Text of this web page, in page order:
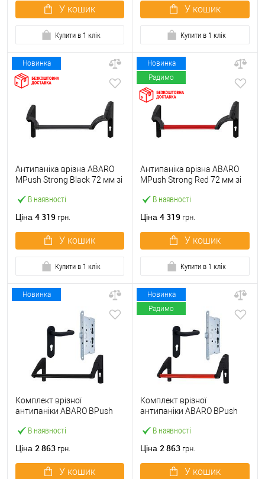
У кошик
Купити в 1 клік
У кошик
Купити в 1 клік
Новинка
В наявності
Антипаніка врізна ABARO
МPush Strong Black 72 мм зі
Ціна 4 319 грн.
У кошик
Купити в 1 клік
Новинка
Радимо
В наявності
Антипаніка врізна ABARO
МPush Strong Red 72 мм зі
Ціна 4 319 грн.
У кошик
Купити в 1 клік
Новинка
В наявності
Комплект врізної
антипаніки ABARO BPush
чорний із замком та ручкою
Ціна 2 863 грн.
У кошик
Новинка
Радимо
В наявності
Комплект врізної
антипаніки ABARO BPush
червоний із замком та
Ціна 2 863 грн.
У кошик